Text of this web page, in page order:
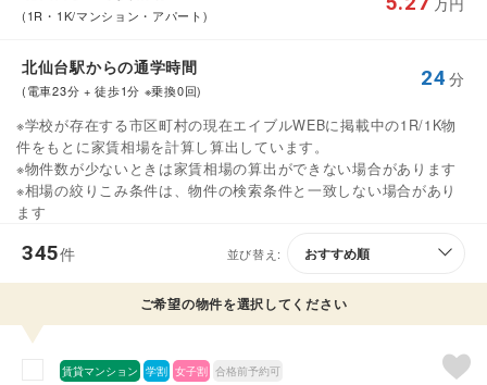
(1R・1K/マンション・アパート)
北仙台駅からの通学時間
(電車23分 + 徒歩1分 ※乗換0回)
24 分
※学校が存在する市区町村の現在エイブルWEBに掲載中の1R/1K物
件をもとに家賃相場を計算し算出しています。
※物件数が少ないときは家賃相場の算出ができない場合があります
※相場の絞りこみ条件は、物件の検索条件と一致しない場合があり
ます
345件 並び替え:
ご希望の物件を選択してください
賃貸マンション 学割 女子割 合格前予約可